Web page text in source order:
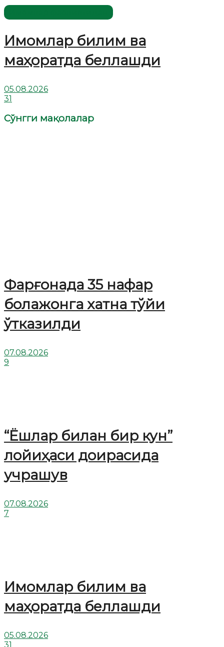
Имомлар билим ва
маҳоратда беллашди
05.08.2026
31
Сўнгги мақолалар
Фарғонада 35 нафар
болажонга хатна тўйи
ўтказилди
07.08.2026
9
“Ёшлар билан бир кун”
лойиҳаси доирасида
учрашув
07.08.2026
7
Имомлар билим ва
маҳоратда беллашди
05.08.2026
31